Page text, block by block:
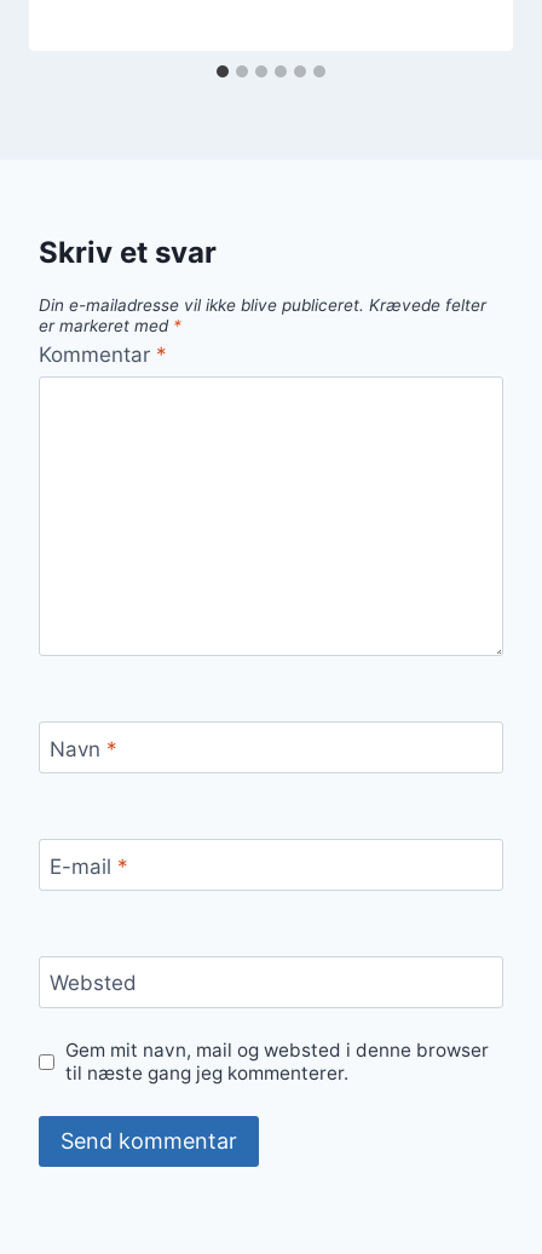
Skriv et svar
Din e-mailadresse vil ikke blive publiceret. Krævede felter
er markeret med *
Kommentar *
Navn *
E-mail *
Websted
Gem mit navn, mail og websted i denne browser
til næste gang jeg kommenterer.